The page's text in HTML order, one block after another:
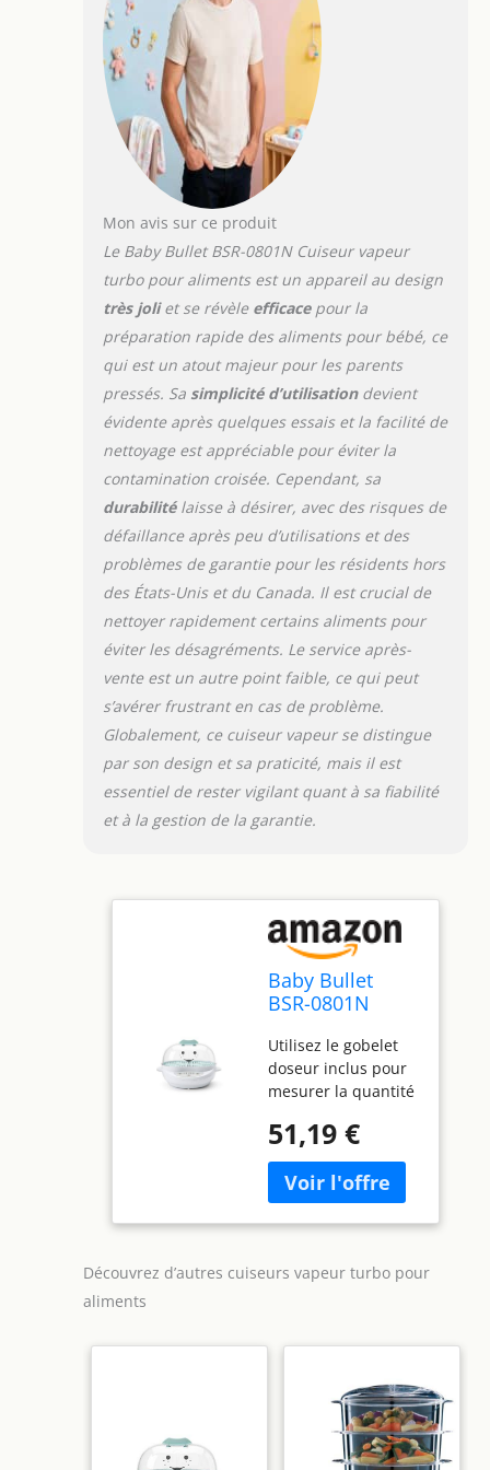
Mon avis sur ce produit
Le Baby Bullet BSR-0801N Cuiseur vapeur
turbo pour aliments est un appareil au design
très joliet se révèle efficacepour la
préparation rapide des aliments pour bébé, ce
qui est un atout majeur pour les parents
pressés. Sa simplicité d’utilisationdevient
évidente après quelques essais et la facilité de
nettoyage est appréciable pour éviter la
contamination croisée. Cependant, sa
durabilitélaisse à désirer, avec des risques de
défaillance après peu d’utilisations et des
problèmes de garantie pour les résidents hors
des États-Unis et du Canada. Il est crucial de
nettoyer rapidement certains aliments pour
éviter les désagréments. Le service après-
vente est un autre point faible, ce qui peut
s’avérer frustrant en cas de problème.
Globalement, ce cuiseur vapeur se distingue
par son design et sa praticité, mais il est
essentiel de rester vigilant quant à sa fiabilité
et à la gestion de la garantie.
Baby Bullet
BSR-0801N
turbo pour
aliments
Utilisez le gobelet
doseur inclus pour
mesurer la quantité
d'ingrédients frais
pour la nourriture
de votre bébé
51,19 €
Découvrez d’autres cuiseurs vapeur turbo pour
aliments